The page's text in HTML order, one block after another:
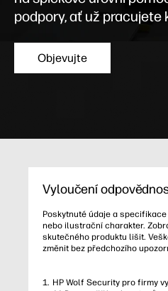
podpory, ať už pracujete
Objevujte
Vyloučení
Poskytnuté údaje a
nebo ilustrační charakter.
skutečného produktu lišit.
změnit bez předchozího
HP Wolf Security pro firmy